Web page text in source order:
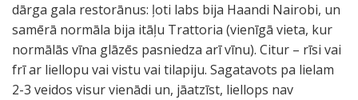
dārga gala restorānus: ļoti labs bija Haandi Nairobi, un
samērā normāla bija itāļu Trattoria (vienīgā vieta, kur
normālās vīna glāzēs pasniedza arī vīnu). Citur – rīsi vai
frī ar liellopu vai vistu vai tilapiju. Sagatavots pa lielam
2-3 veidos visur vienādi un, jāatzīst, liellops nav